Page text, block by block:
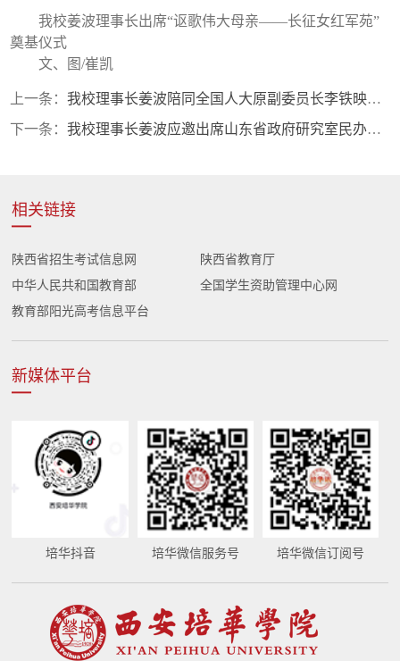
我校姜波理事长出席“讴歌伟大母亲——长征女红军苑”
奠基仪式
文、图/崔凯
上一条：我校理事长姜波陪同全国人大原副委员长李铁映同志视察延安抗小遗址
下一条：我校理事长姜波应邀出席山东省政府研究室民办教育工作调研会
相关链接
陕西省招生考试信息网
陕西省教育厅
中华人民共和国教育部
全国学生资助管理中心网
教育部阳光高考信息平台
新媒体平台
培华抖音 培华微信服务号 培华微信订阅号